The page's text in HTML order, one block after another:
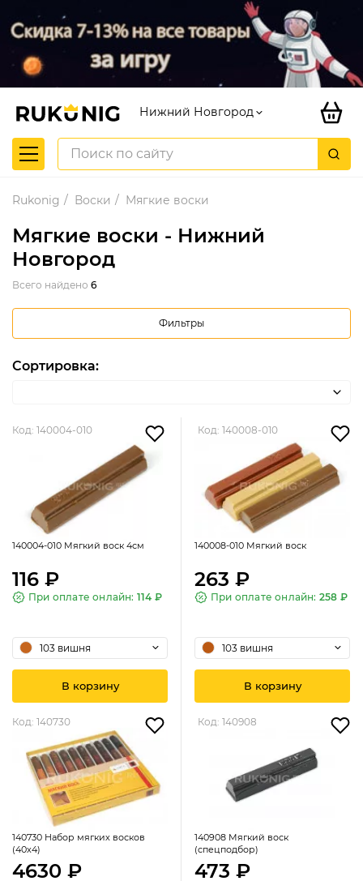
Нижний Новгород
Rukonig Воски Мягкие воски
Мягкие воски - Нижний
Новгород
Всего найдено 6
Фильтры
Сортировка:
Код: 140004-010
140004-010 Мягкий воск 4см
116 ₽
При оплате онлайн: 114 ₽
103 вишня
В корзину
Код: 140008-010
140008-010 Мягкий воск
263 ₽
При оплате онлайн: 258 ₽
103 вишня
В корзину
Код: 140730
140730 Набор мягких восков
(40х4)
4630 ₽
Код: 140908
140908 Мягкий воск
(спецподбор)
473 ₽